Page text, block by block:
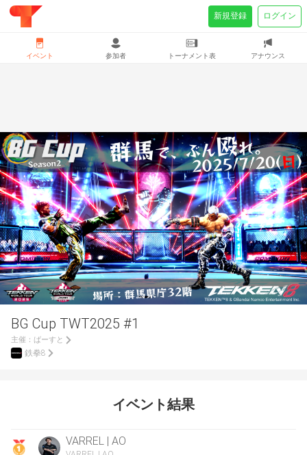
BG Cup TWT2025 #1
主催： ばーすと
鉄拳8
イベント結果
VARREL | AO
イベント 参加者 トーナメント表 アナウンス
新規登録 ログイン